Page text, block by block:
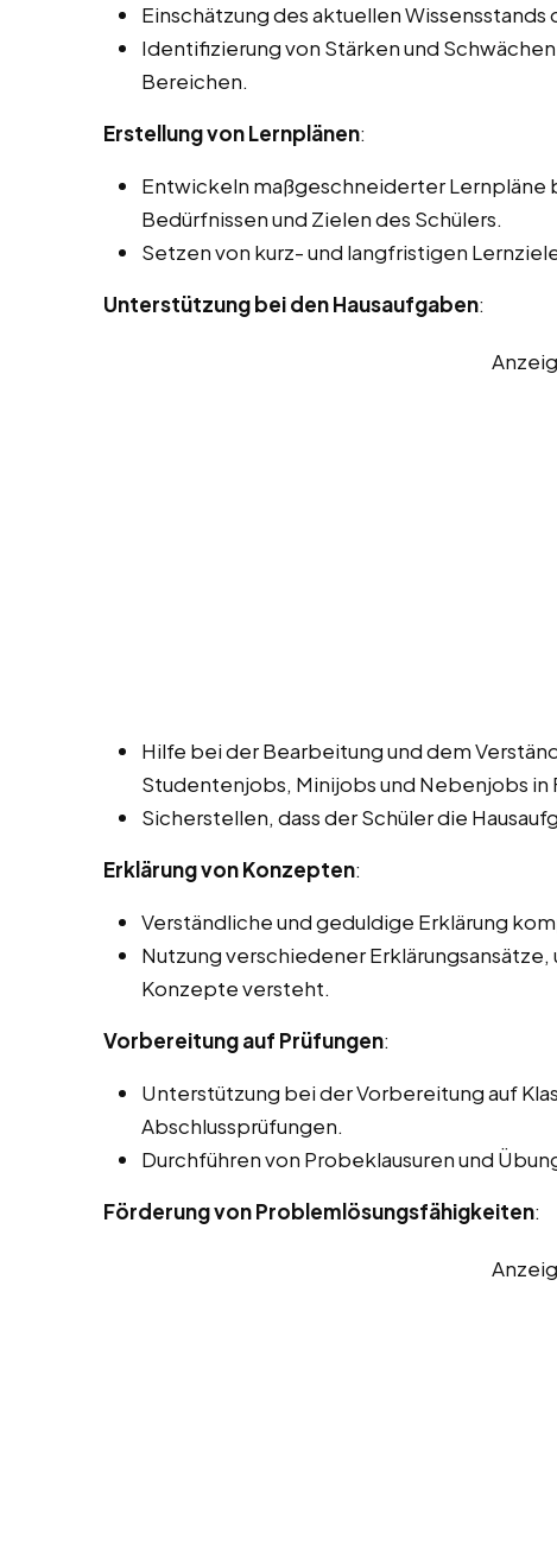
Einschätzung des aktuellen Wissensstands
Identifizierung von Stärken und
Bereichen.
Erstellung von Lernplänen:
Entwickeln maßgeschneiderter Lernpläne
Bedürfnissen und Zielen des Schülers.
Setzen von kurz- und langfristigen
Unterstützung bei den Hausaufgaben:
Hilfe bei der Bearbeitung und dem
Studentenjobs, Minijobs und Nebenjobs in
Sicherstellen, dass der Schüler die
Erklärung von Konzepten:
Verständliche und geduldige Erklärung
Nutzung verschiedener
Konzepte versteht.
Vorbereitung auf Prüfungen:
Unterstützung bei der Vorbereitung auf
Abschlussprüfungen.
Durchführen von Probeklausuren und
Förderung von Problemlösungsfähigkeiten: